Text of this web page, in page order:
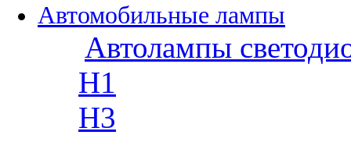
Автомобильные лампы
Автолампы
H1
H3